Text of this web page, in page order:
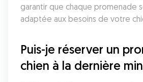
garantir que chaque promenade
adaptée aux besoins de votre
Puis-je réserver un
chien à la dernière